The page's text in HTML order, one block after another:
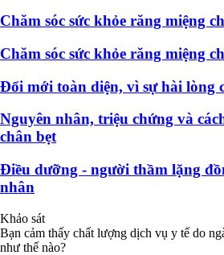
Chăm sóc sức khỏe răng miệng
Chăm sóc sức khỏe răng miệng
Đổi mới toàn diện, vì sự hài lòng
Nguyên nhân, triệu chứng và
chân bẹt
Điều dưỡng - người thầm lặng
nhân
Khảo sát
Bạn cảm thấy chất lượng dịch vụ y tế do
như thế nào?